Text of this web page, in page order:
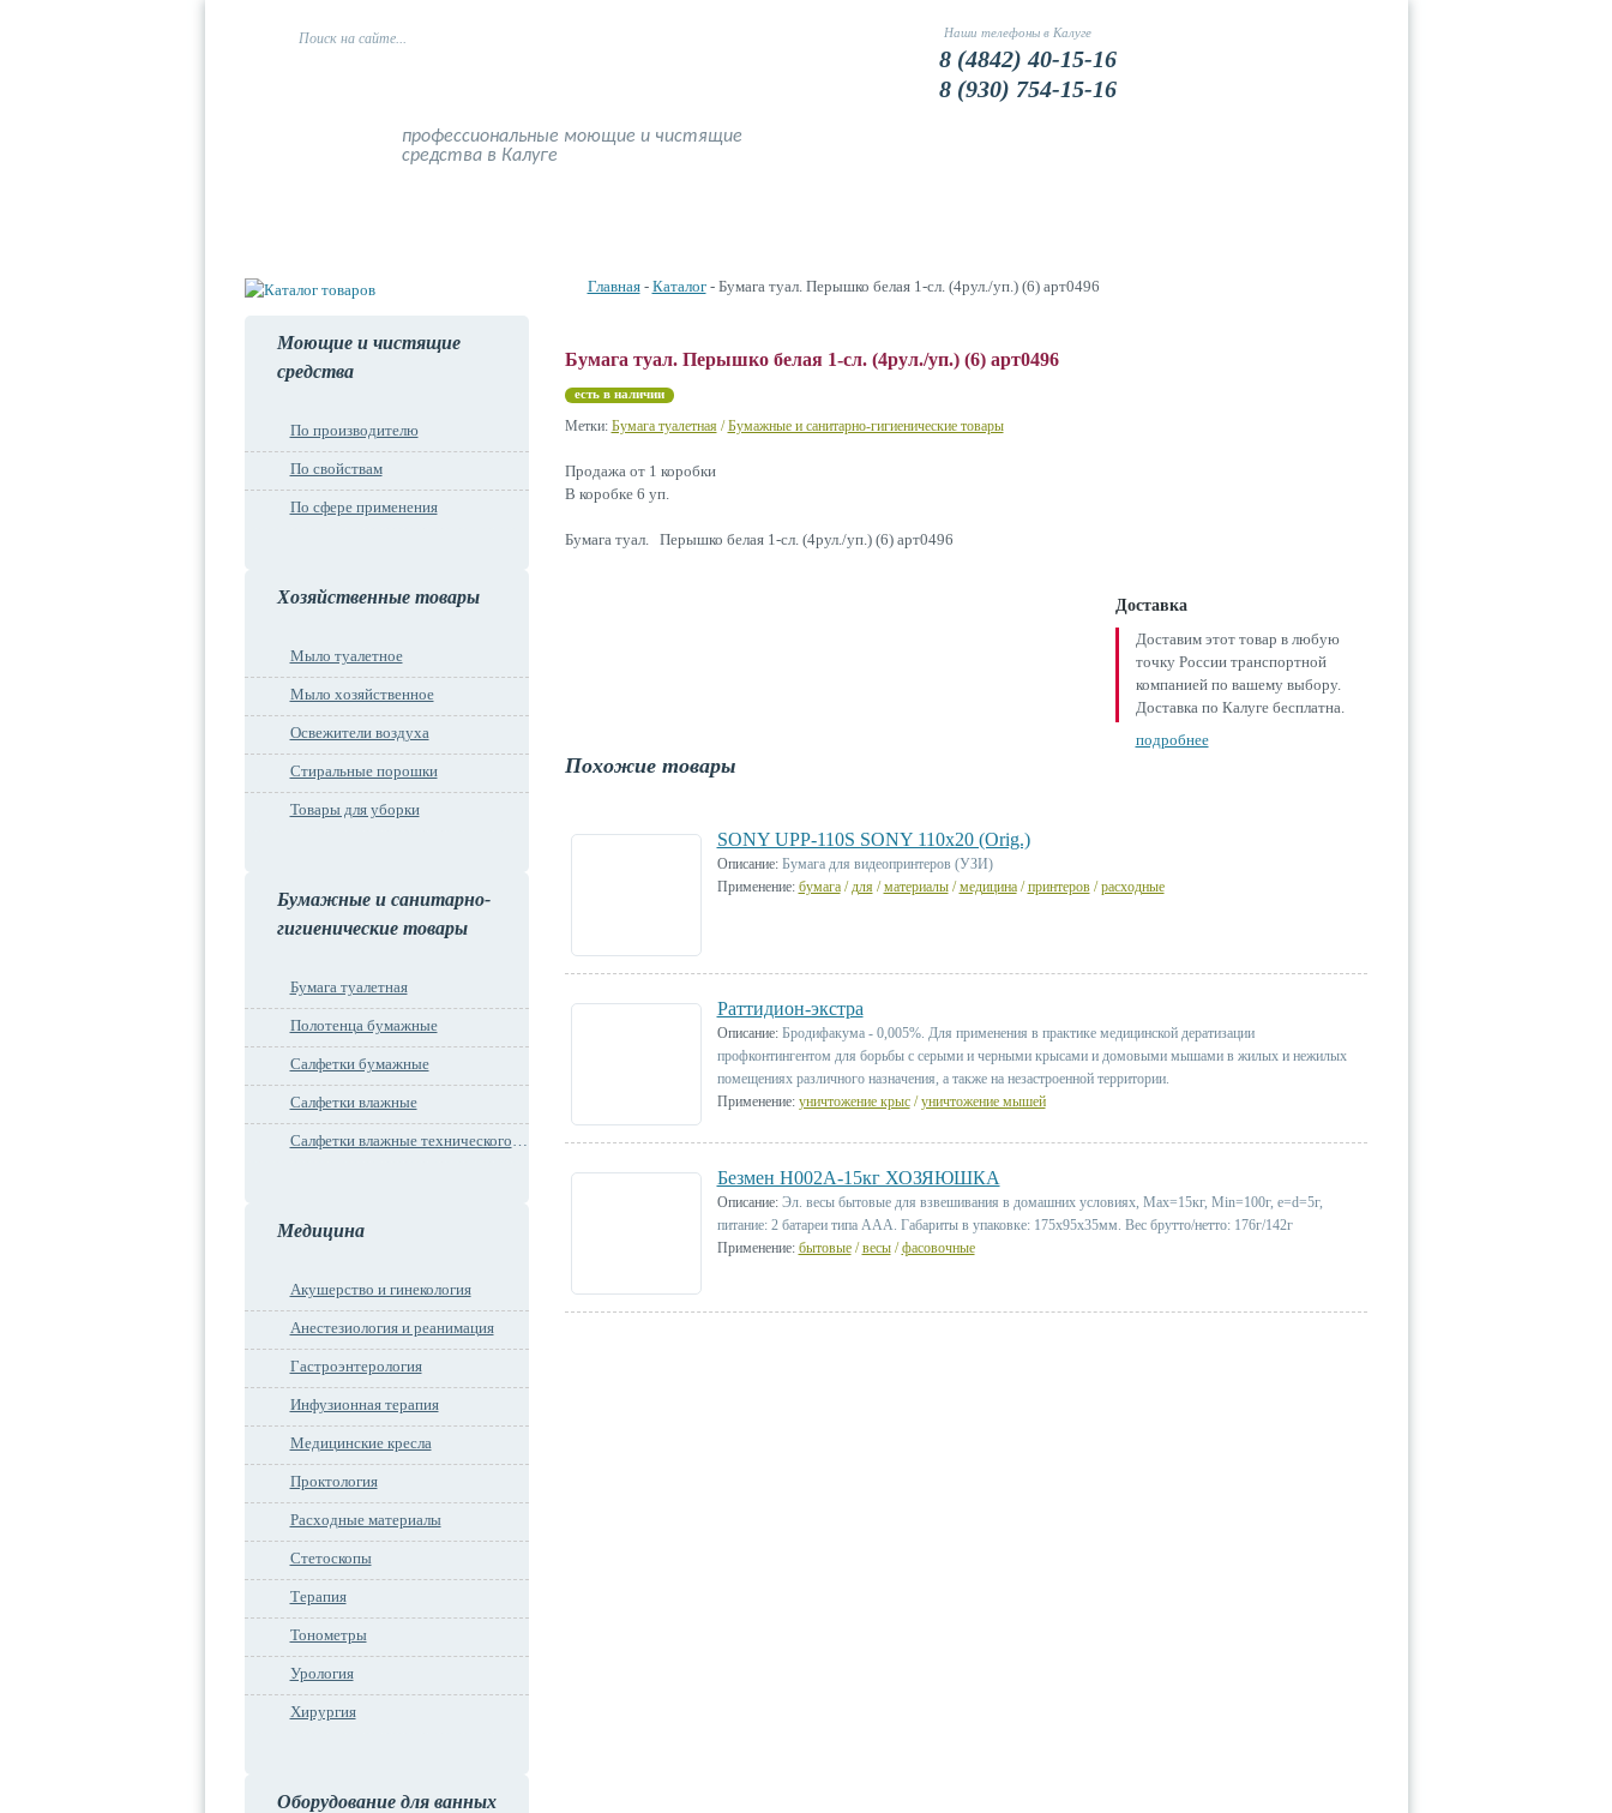
профессиональные моющие и чистящие
средства в Калуге
Наши телефоны в Калуге
8 (4842) 40-15-16
8 (930) 754-15-16
Моющие и чистящие
средства
По производителю
По свойствам
По сфере применения
Хозяйственные товары
Мыло туалетное
Мыло хозяйственное
Освежители воздуха
Стиральные порошки
Товары для уборки
Бумажные и санитарно-
гигиенические товары
Бумага туалетная
Полотенца бумажные
Салфетки бумажные
Салфетки влажные
Салфетки влажные технического назначения
Медицина
Акушерство и гинекология
Анестезиология и реанимация
Гастроэнтерология
Инфузионная терапия
Медицинские кресла
Проктология
Расходные материалы
Стетоскопы
Терапия
Тонометры
Урология
Хирургия
Оборудование для ванных
Главная- Каталог- Бумага туал. Перышко белая 1-сл. (4рул./уп.) (6) арт0496
Бумага туал. Перышко белая 1-сл. (4рул./уп.) (6) арт0496
есть в наличии
Доставка
Доставим этот товар в любую
точку России транспортной
компанией по вашему выбору.
Доставка по Калуге бесплатна.
подробнее
Метки: Бумага туалетная/Бумажные и санитарно-гигиенические товары
Продажа от 1 коробки
В коробке 6 уп.
Бумага туал. Перышко белая 1-сл. (4рул./уп.) (6) арт0496
Похожие товары
SONY UPP-110S SONY 110х20 (Orig.)
Описание:Бумага для видеопринтеров (УЗИ)
Применение: бумага/для/материалы/медицина/принтеров/расходные
Раттидион-экстра
Описание:Бродифакума - 0,005%. Для применения в практике медицинской дератизации
профконтингентом для борьбы с серыми и черными крысами и домовыми мышами в жилых и нежилых
помещениях различного назначения, а также на незастроенной территории.
Применение: уничтожение крыс/уничтожение мышей
Безмен Н002А-15кг ХОЗЯЮШКА
Описание:Эл. весы бытовые для взвешивания в домашних условиях, Мах=15кг, Min=100г, e=d=5г,
питание: 2 батареи типа ААА. Габариты в упаковке: 175х95х35мм. Вес брутто/нетто: 176г/142г
Применение: бытовые/весы/фасовочные